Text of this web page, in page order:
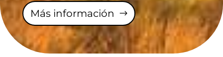
Más información